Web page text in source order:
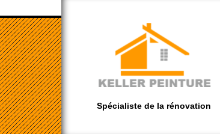
Spécialiste de la rénovation